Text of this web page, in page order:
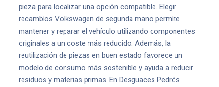
pieza para localizar una opción compatible. Elegir
recambios Volkswagen de segunda mano permite
mantener y reparar el vehículo utilizando componentes
originales a un coste más reducido. Además, la
reutilización de piezas en buen estado favorece un
modelo de consumo más sostenible y ayuda a reducir
residuos y materias primas. En Desguaces Pedrós